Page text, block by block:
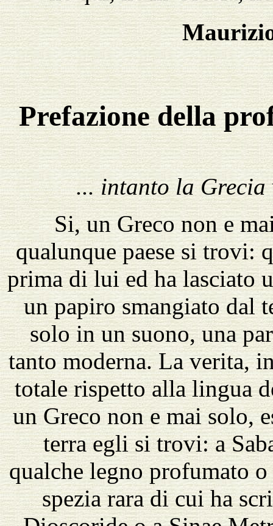
Prefazione della
... intanto la Grecia
Si, un Greco non e
qualunque paese si trovi:
prima di lui ed ha lasciato
un papiro smangiato dal
solo in un suono, una
tanto moderna. La verita,
totale rispetto alla lingua
un Greco non e mai solo,
terra egli si trovi: a
qualche legno profumato
spezia rara di cui ha